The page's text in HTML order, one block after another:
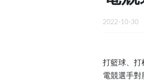
2022-10-30
打籃球、打
電競選手對